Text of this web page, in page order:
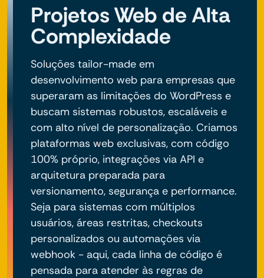
Projetos Web de Alta
Complexidade
Soluções tailor-made em
desenvolvimento web para empresas que
superaram as limitações do WordPress e
buscam sistemas robustos, escaláveis e
com alto nível de personalização. Criamos
plataformas web exclusivas, com código
100% próprio, integrações via API e
arquitetura preparada para
versionamento, segurança e performance.
Seja para sistemas com múltiplos
usuários, áreas restritas, checkouts
personalizados ou automações via
webhook - aqui, cada linha de código é
pensada para atender às regras de